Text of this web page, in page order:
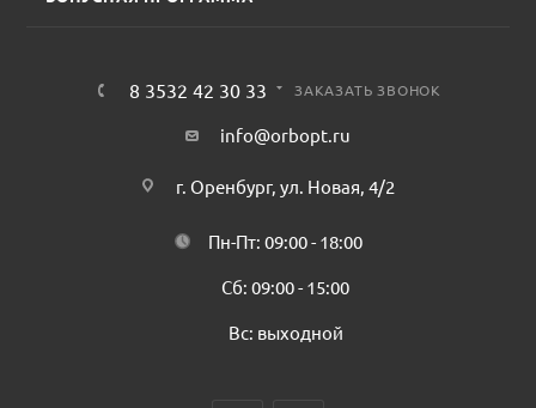
8 3532 42 30 33 ЗАКАЗАТЬ ЗВОНОК
info@orbopt.ru
г. Оренбург, ул. Новая, 4/2
Пн-Пт: 09:00 - 18:00
Сб: 09:00 - 15:00
Вс: выходной